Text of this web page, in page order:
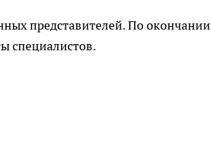
представителей. По окончании
специалистов.